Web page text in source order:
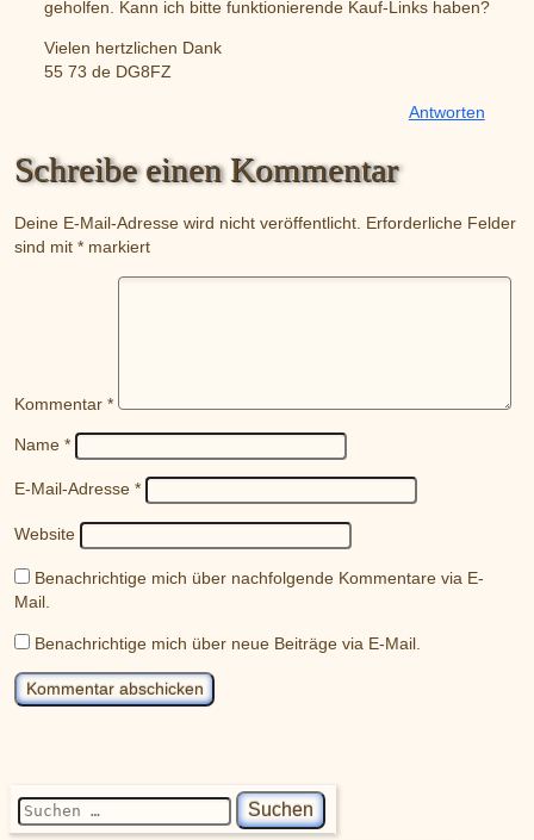
geholfen. Kann ich bitte funktionierende Kauf-Links haben?
Vielen hertzlichen Dank
55 73 de DG8FZ
Antworten
Schreibe einen Kommentar
Deine E-Mail-Adresse wird nicht veröffentlicht. Erforderliche Felder
sind mit* markiert
Kommentar*
Name*
E-Mail-Adresse*
Website
Benachrichtige mich über nachfolgende Kommentare via E-
Mail.
Benachrichtige mich über neue Beiträge via E-Mail.
Suchen nach: